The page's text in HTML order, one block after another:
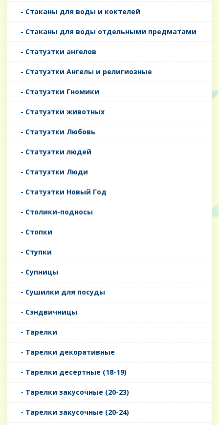
- Стаканы для воды и коктелей
- Стаканы для воды отдельными предматами
- Статуэтки ангелов
- Статуэтки Ангелы и религиозные
- Статуэтки Гномики
- Статуэтки животных
- Статуэтки Любовь
- Статуэтки людей
- Статуэтки Люди
- Статуэтки Новый Год
- Столики-подносы
- Стопки
- Ступки
- Супницы
- Сушилки для посуды
- Сэндвичницы
- Тарелки
- Тарелки декоративные
- Тарелки десертные (18-19)
- Тарелки закусочные (20-23)
- Тарелки закусочные (20-24)